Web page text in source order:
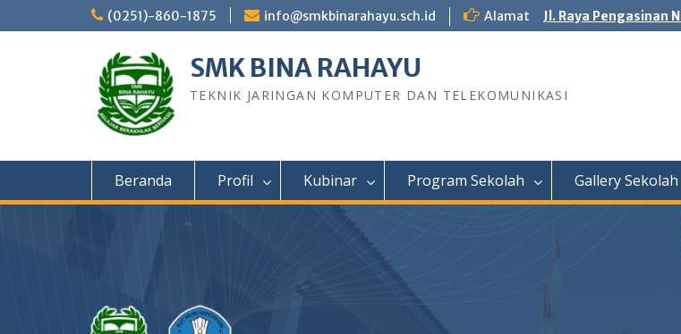
to
(0251)-860-1875 info@smkbinarahayu.sch.id Alamat Jl. Raya Pengasinan
SMK BINA RAHAYU
TEKNIK JARINGAN KOMPUTER DAN TELEKOMUNIKASI
Beranda Profil Kubinar Program Sekolah Gallery Sekolah